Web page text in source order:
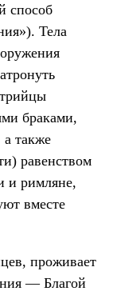
способ
Тела
браками,
а также
равенством
и римляне,
вместе
проживает
— Благой